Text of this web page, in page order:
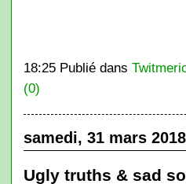
18:25 Publié dans
(0)
samedi, 31 mars 2018
Ugly truths & sad